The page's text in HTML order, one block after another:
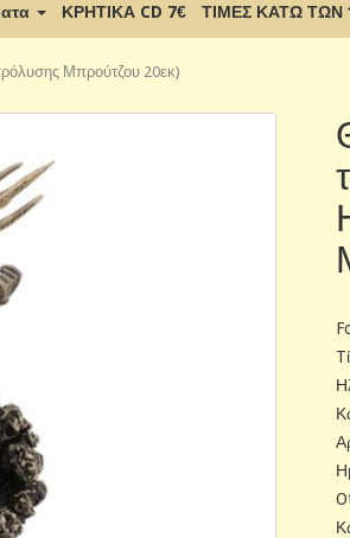
ΚΡΗΤΙΚΑ CD 7€ ΤΙΜΕΣ ΚΑΤΩ ΤΩΝ
Μπρούτζου 20εκ)